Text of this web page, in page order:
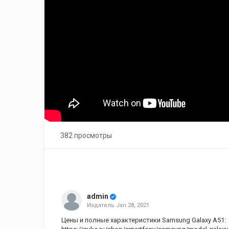
382 просмотры
admin
Издатель Jan 28, 2021
Цены и полные характеристики Samsung Galaxy A51: